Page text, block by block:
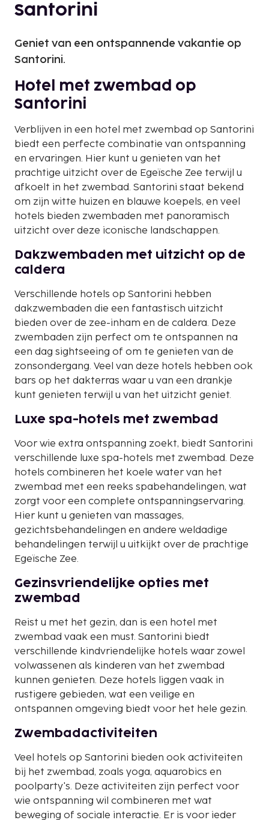
Santorini
Geniet van een ontspannende vakantie op
Santorini.
Hotel met zwembad op
Santorini
Verblijven in een hotel met zwembad op Santorini
biedt een perfecte combinatie van ontspanning
en ervaringen. Hier kunt u genieten van het
prachtige uitzicht over de Egeïsche Zee terwijl u
afkoelt in het zwembad. Santorini staat bekend
om zijn witte huizen en blauwe koepels, en veel
hotels bieden zwembaden met panoramisch
uitzicht over deze iconische landschappen.
Dakzwembaden met uitzicht op de
caldera
Verschillende hotels op Santorini hebben
dakzwembaden die een fantastisch uitzicht
bieden over de zee-inham en de caldera. Deze
zwembaden zijn perfect om te ontspannen na
een dag sightseeing of om te genieten van de
zonsondergang. Veel van deze hotels hebben ook
bars op het dakterras waar u van een drankje
kunt genieten terwijl u van het uitzicht geniet.
Luxe spa-hotels met zwembad
Voor wie extra ontspanning zoekt, biedt Santorini
verschillende luxe spa-hotels met zwembad. Deze
hotels combineren het koele water van het
zwembad met een reeks spabehandelingen, wat
zorgt voor een complete ontspanningservaring.
Hier kunt u genieten van massages,
gezichtsbehandelingen en andere weldadige
behandelingen terwijl u uitkijkt over de prachtige
Egeïsche Zee.
Gezinsvriendelijke opties met
zwembad
Reist u met het gezin, dan is een hotel met
zwembad vaak een must. Santorini biedt
verschillende kindvriendelijke hotels waar zowel
volwassenen als kinderen van het zwembad
kunnen genieten. Deze hotels liggen vaak in
rustigere gebieden, wat een veilige en
ontspannen omgeving biedt voor het hele gezin.
Zwembadactiviteiten
Veel hotels op Santorini bieden ook activiteiten
bij het zwembad, zoals yoga, aquarobics en
poolparty's. Deze activiteiten zijn perfect voor
wie ontspanning wil combineren met wat
beweging of sociale interactie. Er is voor ieder